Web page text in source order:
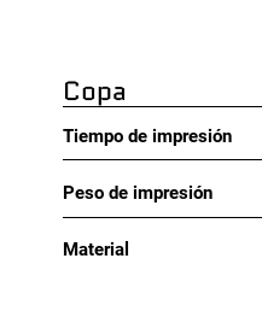
Copa
Tiempo de impresión
Peso de impresión
Material